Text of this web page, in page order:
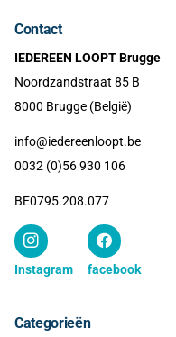
Categorieën
Contact
IEDEREEN LOOPT Brugge
Noordzandstraat 85 B
8000 Brugge (België)
info@iedereenloopt.be
0032 (0)56 930 106
BE0795.208.077
Instagram facebook